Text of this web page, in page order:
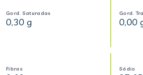
Gord. Saturadas
0,30 g
Gord.
0,00
Fibras Sódio